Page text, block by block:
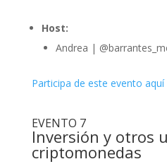
Host:
Andrea |
Participa de este evento aquí
EVENTO 7
Inversión y otros
criptomonedas